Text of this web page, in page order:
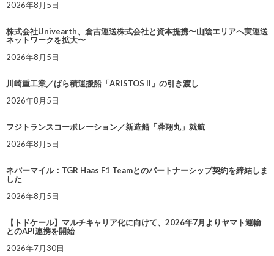
2026年8月5日
株式会社Univearth、倉吉運送株式会社と資本提携〜山陰エリアへ実運送
ネットワークを拡大〜
2026年8月5日
川崎重工業／ばら積運搬船「ARISTOS II」の引き渡し
2026年8月5日
フジトランスコーポレーション／新造船「蓉翔丸」就航
2026年8月5日
ネバーマイル：TGR Haas F1 Teamとのパートナーシップ契約を締結しま
した
2026年8月5日
【トドケール】マルチキャリア化に向けて、2026年7月よりヤマト運輸
とのAPI連携を開始
2026年7月30日